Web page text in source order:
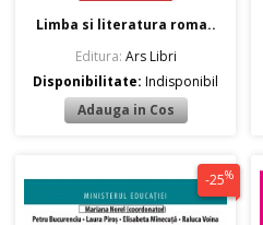
Limba si literatura roma..
Editura: Ars Libri
Disponibilitate:Indisponibil
-25%